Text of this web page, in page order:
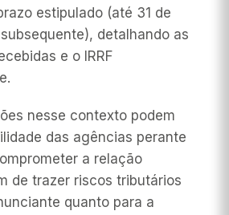
estipulado (até 31 de
detalhando as
e o IRRF
nesse contexto podem
das agências perante
a relação
de trazer riscos tributários
quanto para a